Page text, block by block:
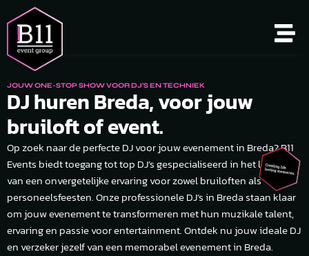
JOUW ONE-STOP SHOW VOOR DJ'S EN TECHNIEK
DJ huren Breda, voor jouw
bruiloft of event.
Op zoek naar de perfecte DJ voor jouw evenement in Breda? B11
Events biedt toegang tot top DJ’s gespecialiseerd in het leveren
van een onvergetelijke ervaring voor zowel bruiloften als
personeelsfeesten. Onze professionele DJ’s in Breda staan klaar
om jouw evenement te transformeren met hun muzikale talent,
ervaring en passie voor entertainment. Ontdek nu jouw ideale DJ
en verzeker jezelf van een memorabel evenement in Breda.